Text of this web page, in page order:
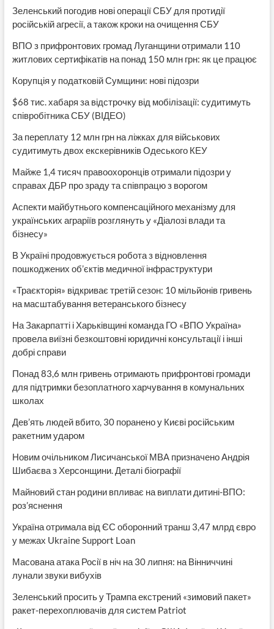
Зеленський погодив нові операції СБУ для протидії
російській агресії, а також кроки на очищення СБУ
ВПО з прифронтових громад Луганщини отримали 110
житлових сертифікатів на понад 150 млн грн: як це працює
Корупція у податковій Сумщини: нові підозри
$68 тис. хабаря за відстрочку від мобілізації: судитимуть
співробітника СБУ (ВІДЕО)
За переплату 12 млн грн на ліжках для військових
судитимуть двох екскерівників Одеського КЕУ
Майже 1,4 тисяч правоохоронців отримали підозри у
справах ДБР про зраду та співпрацю з ворогом
Аспекти майбутнього компенсаційного механізму для
українських аграріїв розглянуть у «Діалозі влади та
бізнесу»
В Україні продовжується робота з відновлення
пошкоджених об’єктів медичної інфраструктури
«Траєкторія» відкриває третій сезон: 10 мільйонів гривень
на масштабування ветеранського бізнесу
На Закарпатті і Харьківщині команда ГО «ВПО Україна»
провела виїзні безкоштовні юридичні консультації і інші
добрі справи
Понад 83,6 млн гривень отримають прифронтові громади
для підтримки безоплатного харчування в комунальних
школах
Дев’ять людей вбито, 30 поранено у Києві російським
ракетним ударом
Новим очільником Лисичанської МВА призначено Андрія
Шибаєва з Херсонщини. Деталі біографії
Майновий стан родини впливає на виплати дитині-ВПО:
роз’яснення
Україна отримала від ЄС оборонний транш 3,47 млрд євро
у межах Ukraine Support Loan
Масована атака Росії в ніч на 30 липня: на Вінниччині
лунали звуки вибухів
Зеленський просить у Трампа екстрений «зимовий пакет»
ракет-перехоплювачів для систем Patriot